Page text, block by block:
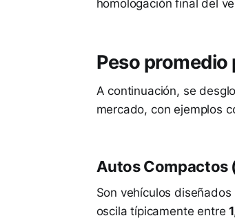
homologación final del
Peso
A continuación, se
mercado, con ejemplos
Autos Compactos
Son vehículos
oscila típicamente entre